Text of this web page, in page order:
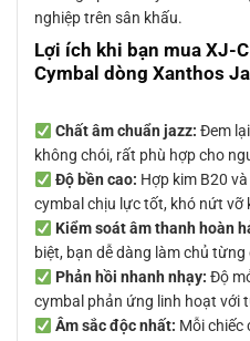
nghiệp trên sân khấu.
Lợi ích khi bạn mua XJ-
Cymbal dòng Xanthos
Chất âm chuẩn jazz: Đem
không chói, rất phù hợp cho
Độ bền cao: Hợp kim B20
cymbal chịu lực tốt, khó nứt vỡ
Kiểm soát âm thanh hoàn
biệt, bạn dễ dàng làm chủ
Phản hồi nhanh nhạy: Độ
cymbal phản ứng linh hoạt với
Âm sắc độc nhất: Mỗi chiếc